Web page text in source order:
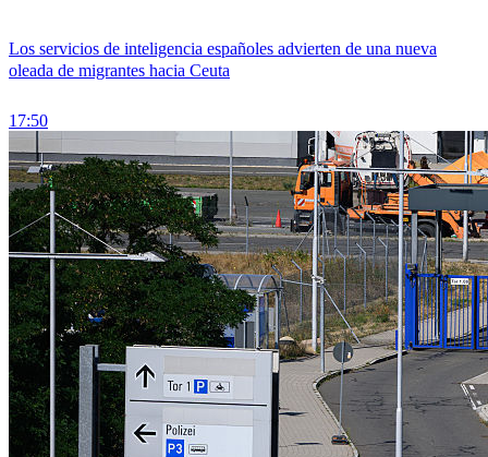
Los servicios de inteligencia españoles advierten de una nueva
oleada de migrantes hacia Ceuta
17:50